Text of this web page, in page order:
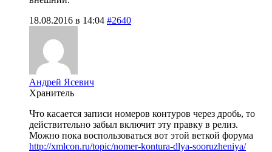
18.08.2016 в 14:04 #2640
Андрей Ясевич
Хранитель
Что касается записи номеров контуров через дробь, то
действительно забыл включит эту правку в релиз.
Можно пока воспользоваться вот этой веткой форума
http://xmlcon.ru/topic/nomer-kontura-dlya-sooruzheniya/